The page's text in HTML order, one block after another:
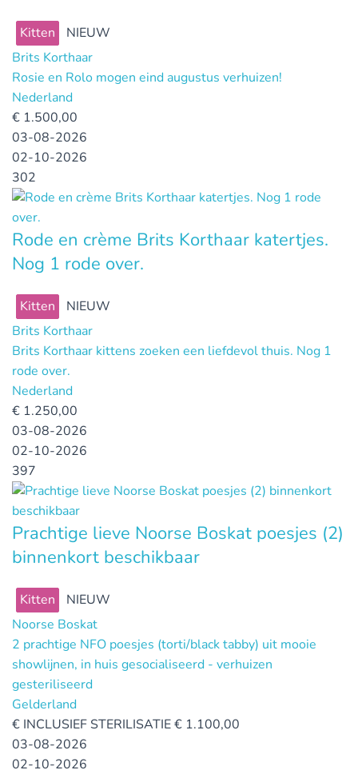
Kitten
NIEUW
Brits Korthaar
Rosie en Rolo mogen eind augustus verhuizen!
Nederland
€ 1.500,00
03-08-2026
02-10-2026
302
Rode en crème Brits Korthaar katertjes.
Nog 1 rode over.
Kitten
NIEUW
Brits Korthaar
Brits Korthaar kittens zoeken een liefdevol thuis. Nog 1
rode over.
Nederland
€ 1.250,00
03-08-2026
02-10-2026
397
Prachtige lieve Noorse Boskat poesjes (2)
binnenkort beschikbaar
Kitten
NIEUW
Noorse Boskat
2 prachtige NFO poesjes (torti/black tabby) uit mooie
showlijnen, in huis gesocialiseerd - verhuizen
gesteriliseerd
Gelderland
€ INCLUSIEF STERILISATIE € 1.100,00
03-08-2026
02-10-2026